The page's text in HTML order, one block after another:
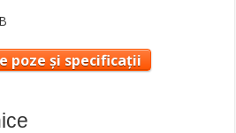
poze și specificații